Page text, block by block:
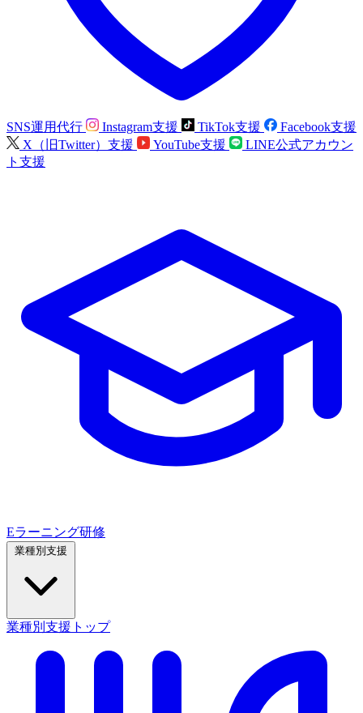
SNS運用代行 Instagram支援 TikTok支援
Facebook支援
X（旧Twitter）支援
YouTube支援
LINE公式アカウン
ト支援
Eラーニング研修
業種別支援トップ